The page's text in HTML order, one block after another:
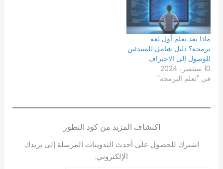
ماذا بعد تعلم أول لغة
برمجة؟ دليل شامل للمبتدئين
للوصول إلى الاحتراف
10 سبتمبر، 2024
في "تعلم البرمجة"
اكتشاف المزيد من كود التطور
اشترك للحصول على أحدث التدوينات المرسلة إلى بريدك
الإلكتروني.